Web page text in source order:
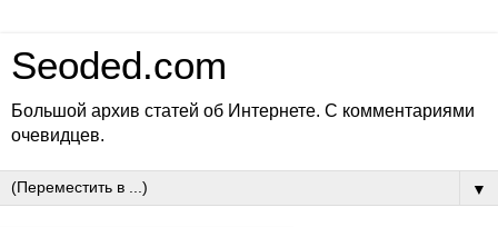
Seoded.com
Большой архив статей об Интернете. С комментариями
очевидцев.
▼